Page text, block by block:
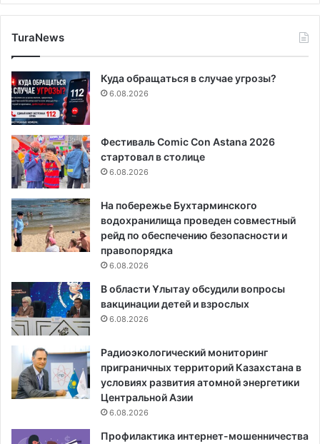
TuraNews
Куда обращаться в случае угрозы?
6.08.2026
Фестиваль Comic Con Astana 2026
стартовал в столице
6.08.2026
На побережье Бухтарминского
водохранилища проведен совместный
рейд по обеспечению безопасности и
правопорядка
6.08.2026
В области Ұлытау обсудили вопросы
вакцинации детей и взрослых
6.08.2026
Радиоэкологический мониторинг
приграничных территорий Казахстана в
условиях развития атомной энергетики
Центральной Азии
6.08.2026
Профилактика интернет-мошенничества